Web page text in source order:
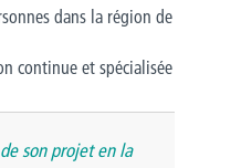
dans la région de
continue et spécialisée
son projet en la